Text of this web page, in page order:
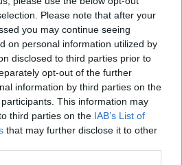
Please note that after your
you may continue seeing
on personal information utilized by
disclosed to third parties prior to
opt-out of the further
information by third parties on the
participants. This information may
third parties on the IAB’s List of
that may further disclose it to other
és a magyar sajtó,
meghívót
tett
ügyvédje a romániai
érkezett
miatt